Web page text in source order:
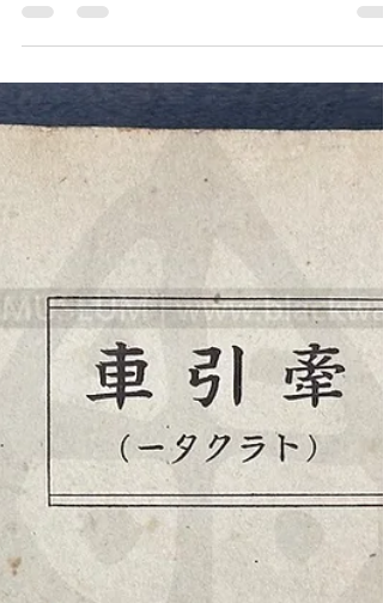
Collections | 黑水博物館館
藏》
日本帝國，週刊朝日，(民國32年|主曆1943
昭和18年4月18日，朝日新聞社《Black Water
Museum Collections | 黑水博物館館藏》